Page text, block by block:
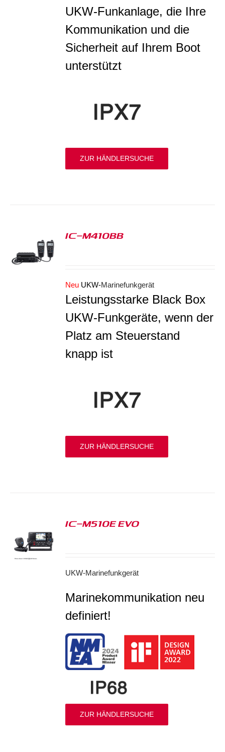
UKW-Funkanlage, die Ihre
Kommunikation und die
Sicherheit auf Ihrem Boot
unterstützt
ZUR HÄNDLERSUCHE
IC-M410BB
Neu UKW-Marinefunkgerät
Leistungsstarke Black Box
UKW-Funkgeräte, wenn der
Platz am Steuerstand
knapp ist
ZUR HÄNDLERSUCHE
IC-M510E EVO
UKW-Marinefunkgerät
Marinekommunikation neu
definiert!
ZUR HÄNDLERSUCHE